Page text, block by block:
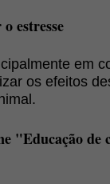
estresse
em
os efeitos
"Educação de